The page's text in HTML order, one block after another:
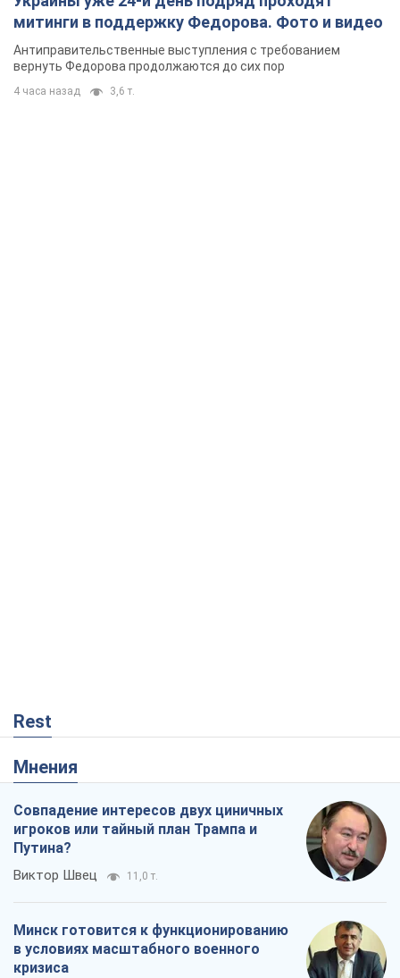
митинги в поддержку Федорова. Фото и видео
Антиправительственные выступления с требованием
вернуть Федорова продолжаются до сих пор
4 часа назад 3,6 т.
Rest
Мнения
Совпадение интересов двух циничных
игроков или тайный план Трампа и
Путина?
Виктор Швец 11,0 т.
Минск готовится к функционированию
в условиях масштабного военного
кризиса